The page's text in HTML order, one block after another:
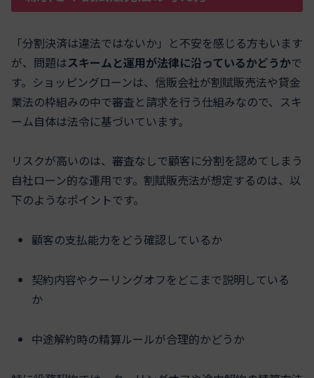
「分割決済は違法ではないか」と不安を感じる方もいます
が、問題はスキームと運用が法律に沿っているかどうかで
す。ショッピングローンは、信販会社が割賦販売法や貸金
業法の枠組みの中で審査と請求を行う仕組みなので、スキ
ーム自体は法令に基づいています。
リスクが高いのは、審査なしで顧客に分割を認めてしまう
自社ローン的な運用です。割賦販売法が想定するのは、以
下のようなポイントです。
顧客の支払能力をどう確認しているか
契約内容やクーリングオフをどこまで説明している
か
中途解約時の精算ルールが合理的かどうか